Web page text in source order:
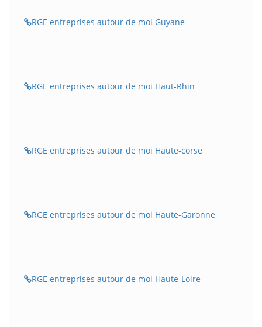
RGE entreprises autour de moi Guyane
RGE entreprises autour de moi Haut-Rhin
RGE entreprises autour de moi Haute-corse
RGE entreprises autour de moi Haute-Garonne
RGE entreprises autour de moi Haute-Loire